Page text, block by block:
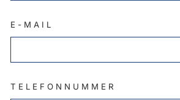
E-MAIL
TELEFONNUMMER